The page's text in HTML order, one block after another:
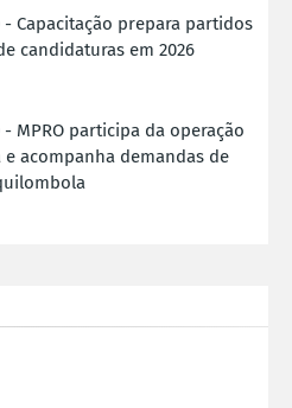
- Capacitação prepara partidos
candidaturas em 2026
- MPRO participa da operação
e acompanha demandas de